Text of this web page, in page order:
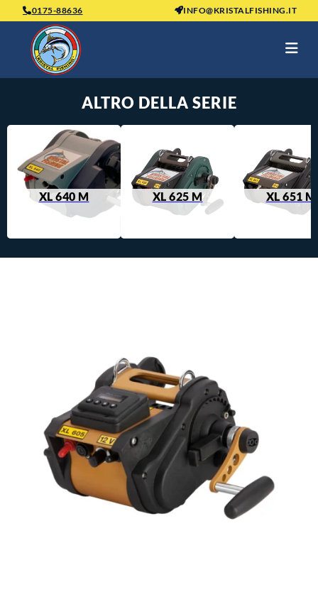
0175-88636 INFO@KRISTALFISHING.IT
ALTRO DELLA SERIE
XL 640 M XL 625 M XL 651 M